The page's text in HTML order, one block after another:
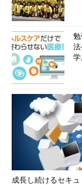
成長し続けるセキュ